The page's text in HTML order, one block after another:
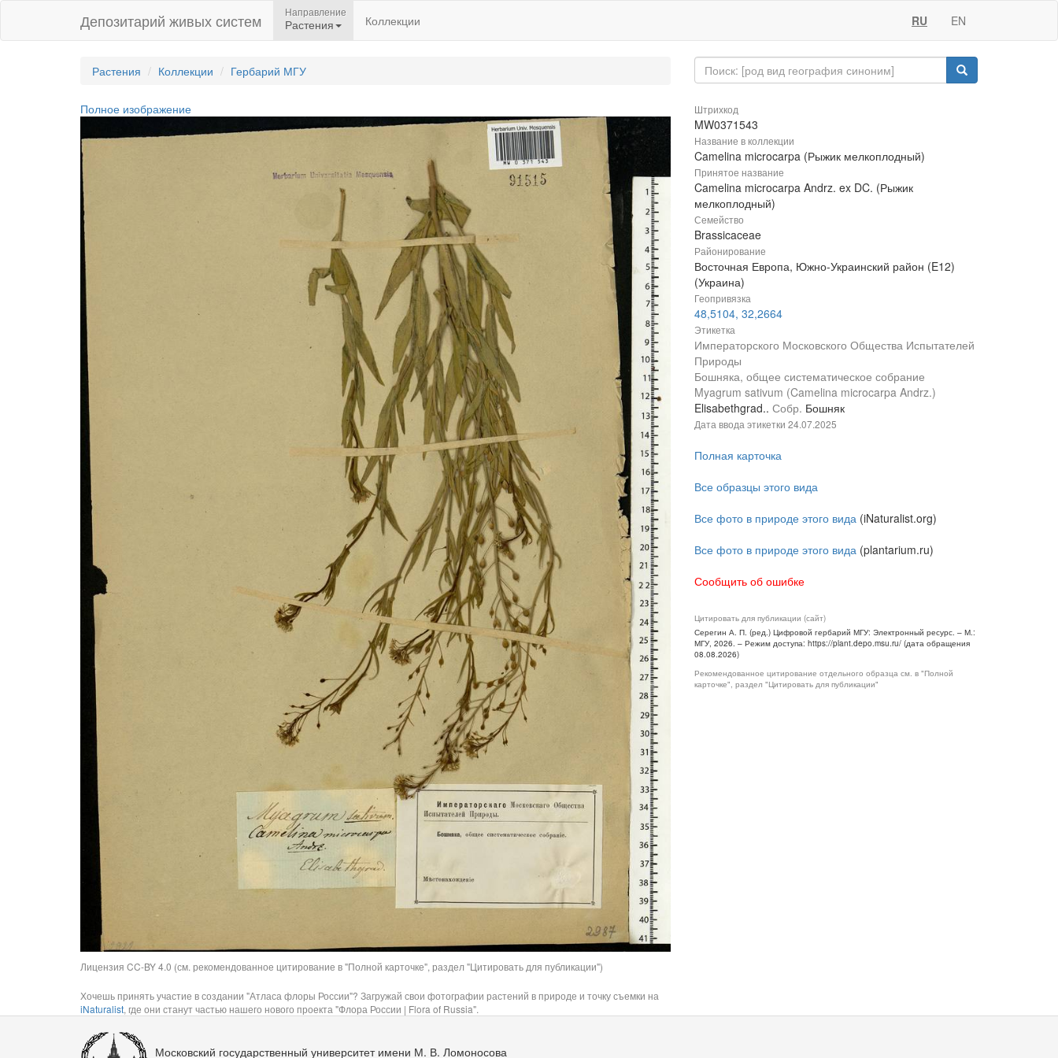
Депозитарий живых систем Направление
Растения Коллекции RU EN
Растения Коллекции Гербарий МГУ
Полное изображение
Лицензия CC-BY 4.0 (см. рекомендованное цитирование в "Полной карточке", раздел "Цитировать для публикации")
Хочешь принять участие в создании "Атласа флоры России"? Загружай свои фотографии растений в природе и точку съемки на
iNaturalist, где они станут частью нашего нового проекта "Флора России | Flora of Russia".
Штрихкод
MW0371543
Название в коллекции
Camelina microcarpa (Рыжик мелкоплодный)
Принятое название
Camelina microcarpa Andrz. ex DC. (Рыжик
мелкоплодный)
Семейство
Brassicaceae
Районирование
Восточная Европа, Южно-Украинский район (E12)
(Украина)
Геопривязка
48,5104, 32,2664
Этикетка
Императорского Московского Общества Испытателей
Природы
Бошняка, общее систематическое собрание
Myagrum sativum (Camelina microcarpa Andrz.)
Elisabethgrad.. Собр. Бошняк
Дата ввода этикетки 24.07.2025
Полная карточка
Все образцы этого вида
Все фото в природе этого вида (iNaturalist.org)
Все фото в природе этого вида (plantarium.ru)
Сообщить об ошибке
Цитировать для публикации (сайт)
Серегин А. П. (ред.) Цифровой гербарий МГУ: Электронный ресурс. – М.:
МГУ, 2026. – Режим доступа: https://plant.depo.msu.ru/ (дата обращения
08.08.2026)
Рекомендованное цитирование отдельного образца см. в "Полной
карточке", раздел "Цитировать для публикации"
Московский государственный университет имени М. В. Ломоносова